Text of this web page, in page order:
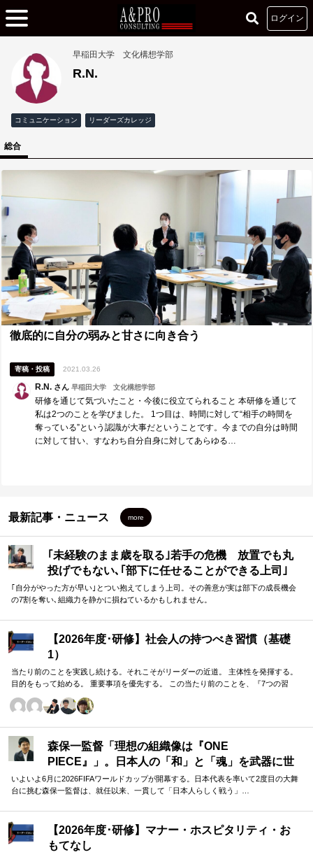
ログイン
早稲田大学 文化構想学部
R.N.
コミュニケーション リーダーズカレッジ
総合
徹底的に自分の弱みと甘さに向き合う
寄稿・投稿 2021.03.26
R.N. さん 早稲田大学 文化構想学部
研修を通じて気づいたこと・今後に役立てられること 本研修を通じて
私は2つのことを学びました。 1つ目は、時間に対して“相手の時間を
奪っている”という認識が大事だということです。今までの自分は時間
に対して甘い、すなわち自分自身に対してあらゆる…
最新記事・ニュース more
｢未経験のまま歳を取る｣若手の危機 放置でも丸
投げでもない､｢部下に任せることができる上司｣
になる方法
｢自分がやった方が早い｣とつい抱えてしまう上司。その善意が実は部下の成長機会
の7割を奪い､組織力を静かに損ねているかもしれません。
【2026年度･研修】社会人の持つべき習慣（基礎
1）
当たり前のことを実践し続ける。それこそがリーダーの近道。 主体性を発揮する。
目的をもって始める。 重要事項を優先する。 この当たり前のことを、『7つの習
バーのための研修です。
森保一監督「理想の組織像は『ONE
PIECE』」。日本人の「和」と「魂」を武器に世
界へ挑む①
いよいよ6月に2026FIFAワールドカップが開幕する。日本代表を率いて2度目の大舞
台に挑む森保一監督は、就任以来、一貫して「日本人らしく戦う」…
【2026年度･研修】マナー・ホスピタリティ・お
もてなし